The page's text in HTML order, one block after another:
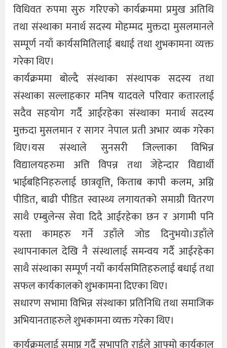
विधिवत रुपमा सुरु गरिएको कार्यक्रममा प्रमुख अतिथि
तथा संस्थाका मनार्थ सदस्य मोहम्मद मुक्तदा मुसलमानले
सम्पूर्ण नयाँ कार्यसमितिलाई बधाई तथा शुभकामना व्यक्त
गरेका थिए।
कार्यक्रममा बोल्दै संस्थाका संस्थापक सदस्य तथा
संस्थाका सल्लाहकार मनिष यादवले परिवार कतारलाई
सदैव सहयोग गर्दै आईरहेका संस्थाका मनार्थ सदस्य
मुक्तदा मुसलमान र सागर नेपाल प्रती अभार व्यक गरेका
थिए।यस संस्थाले सुनसरी जिल्लाका विभिन्न
विद्यालयहरुमा अत्ति विपन्न तथा जेहेन्दार विद्यार्थी
भाईबहिनिहरुलाई छात्रवृत्ति, किताब कापी कलम, अग्नि
पीडित, बाढी पीडित स्वास्थ्य लगायतको समाग्री वितरण
साथै एम्बुलेन्स सेवा दिदै आईरहेका छन र अगामी पनि
यस्ता कामहरु गर्ने उहाँले जोड दिनुभयो।उहाँले
स्थापनाकाल देखि नै संस्थालाई समन्वय गर्दै आईरहेका
साथै संस्थाका सम्पूर्ण नयाँ कार्यसमितिहरुलाई बधाई तथा
सफल कार्यकालको शुभकामना दिएका थिए।
सधारण सभामा विभिन्न संस्थाका प्रतिनिधि तथा समाजिक
अभियानताहरुले शुभकामना व्यक्त गरेका थिए।